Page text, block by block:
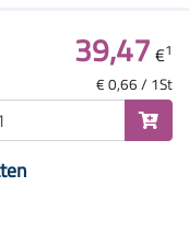
39,47€1
€ 0,66 / 1St